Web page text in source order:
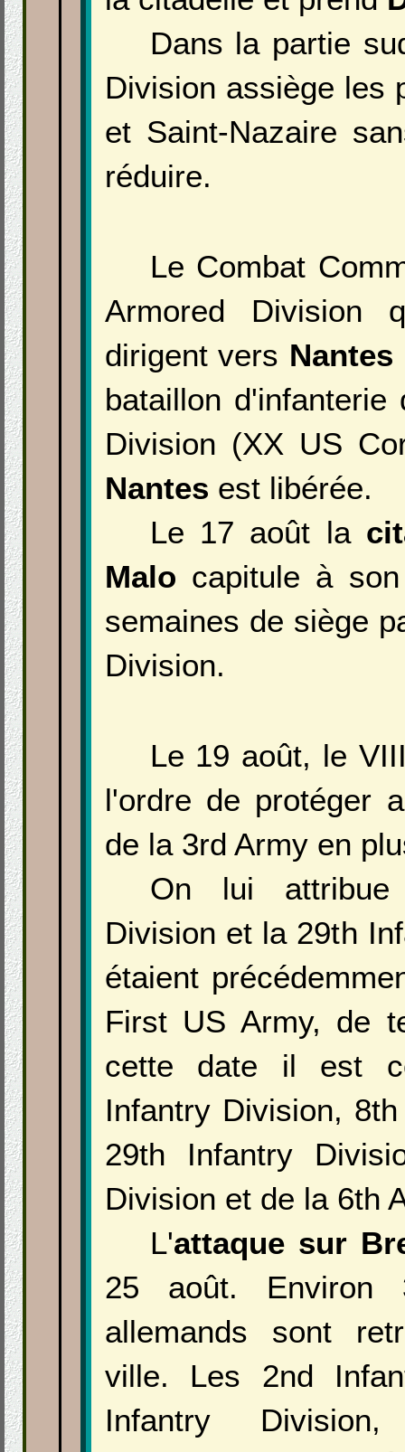
Dans la partie
Division assiège les
et Saint-Nazaire
réduire.
Le Combat
Armored Division
dirigent vers Nantes
bataillon
Division (XX US
Nantes est libérée.
Le 17 août la
Malo capitule à
semaines de siège
Division.
Le 19 août, le
l'ordre de protéger
de la 3rd Army en
On lui
Division et la 29th
étaient
First US Army, de
cette date il est
Infantry Division,
29th Infantry
Division et de la 6th
L'attaque sur
25 août. Environ
allemands sont
ville. Les 2nd
Infantry